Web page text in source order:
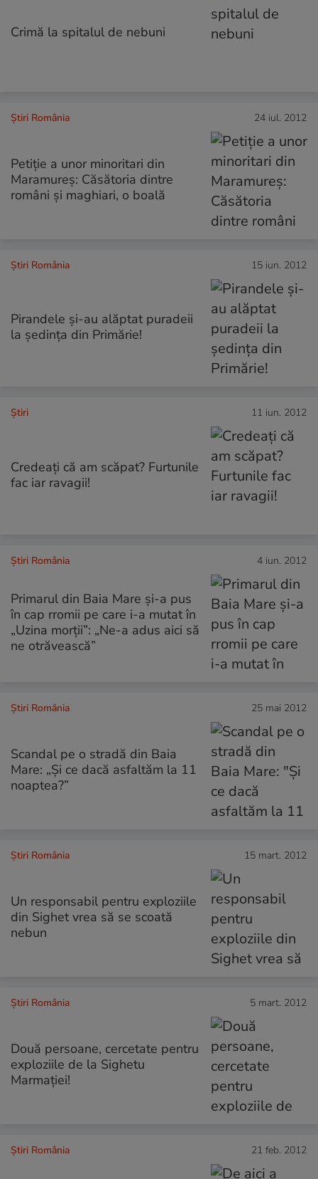
Crimă la spitalul de nebuni
Știri România 24 iul. 2012
Petiţie a unor minoritari din
Maramureş: Căsătoria dintre
români şi maghiari, o boală
Știri România 15 iun. 2012
Pirandele şi-au alăptat puradeii
la şedinţa din Primărie!
Ştiri 11 iun. 2012
Credeaţi că am scăpat? Furtunile
fac iar ravagii!
Știri România 4 iun. 2012
Primarul din Baia Mare şi-a pus
în cap rromii pe care i-a mutat în
„Uzina morţii”: „Ne-a adus aici să
ne otrăvească”
Știri România 25 mai 2012
Scandal pe o stradă din Baia
Mare: „Şi ce dacă asfaltăm la 11
noaptea?”
Știri România 15 mart. 2012
Un responsabil pentru exploziile
din Sighet vrea să se scoată
nebun
Știri România 5 mart. 2012
Două persoane, cercetate pentru
exploziile de la Sighetu
Marmaţiei!
Știri România 21 feb. 2012